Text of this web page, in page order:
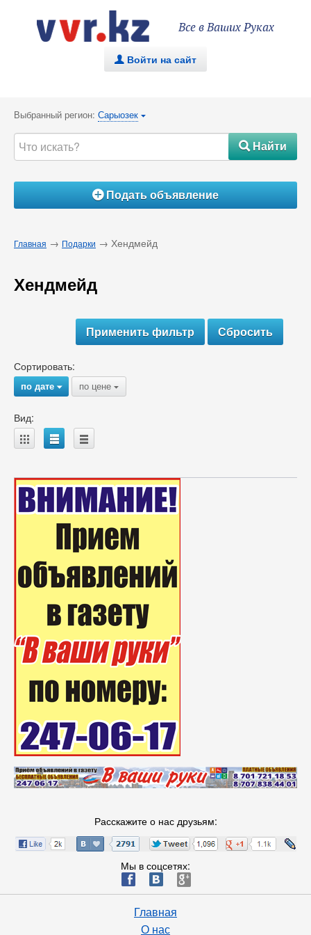
Все в Ваших Руках
. Войти на сайт
Выбранный регион: Сарыозек {
#Найти
ÁПодать объявление
Главная → Подарки → Хендмейд
Хендмейд
Сортировать:
по дате{ по цене {
Вид:
A B C
Расскажите о нас друзьям:
Мы в соцсетях:
ä æ è
Главная
О нас